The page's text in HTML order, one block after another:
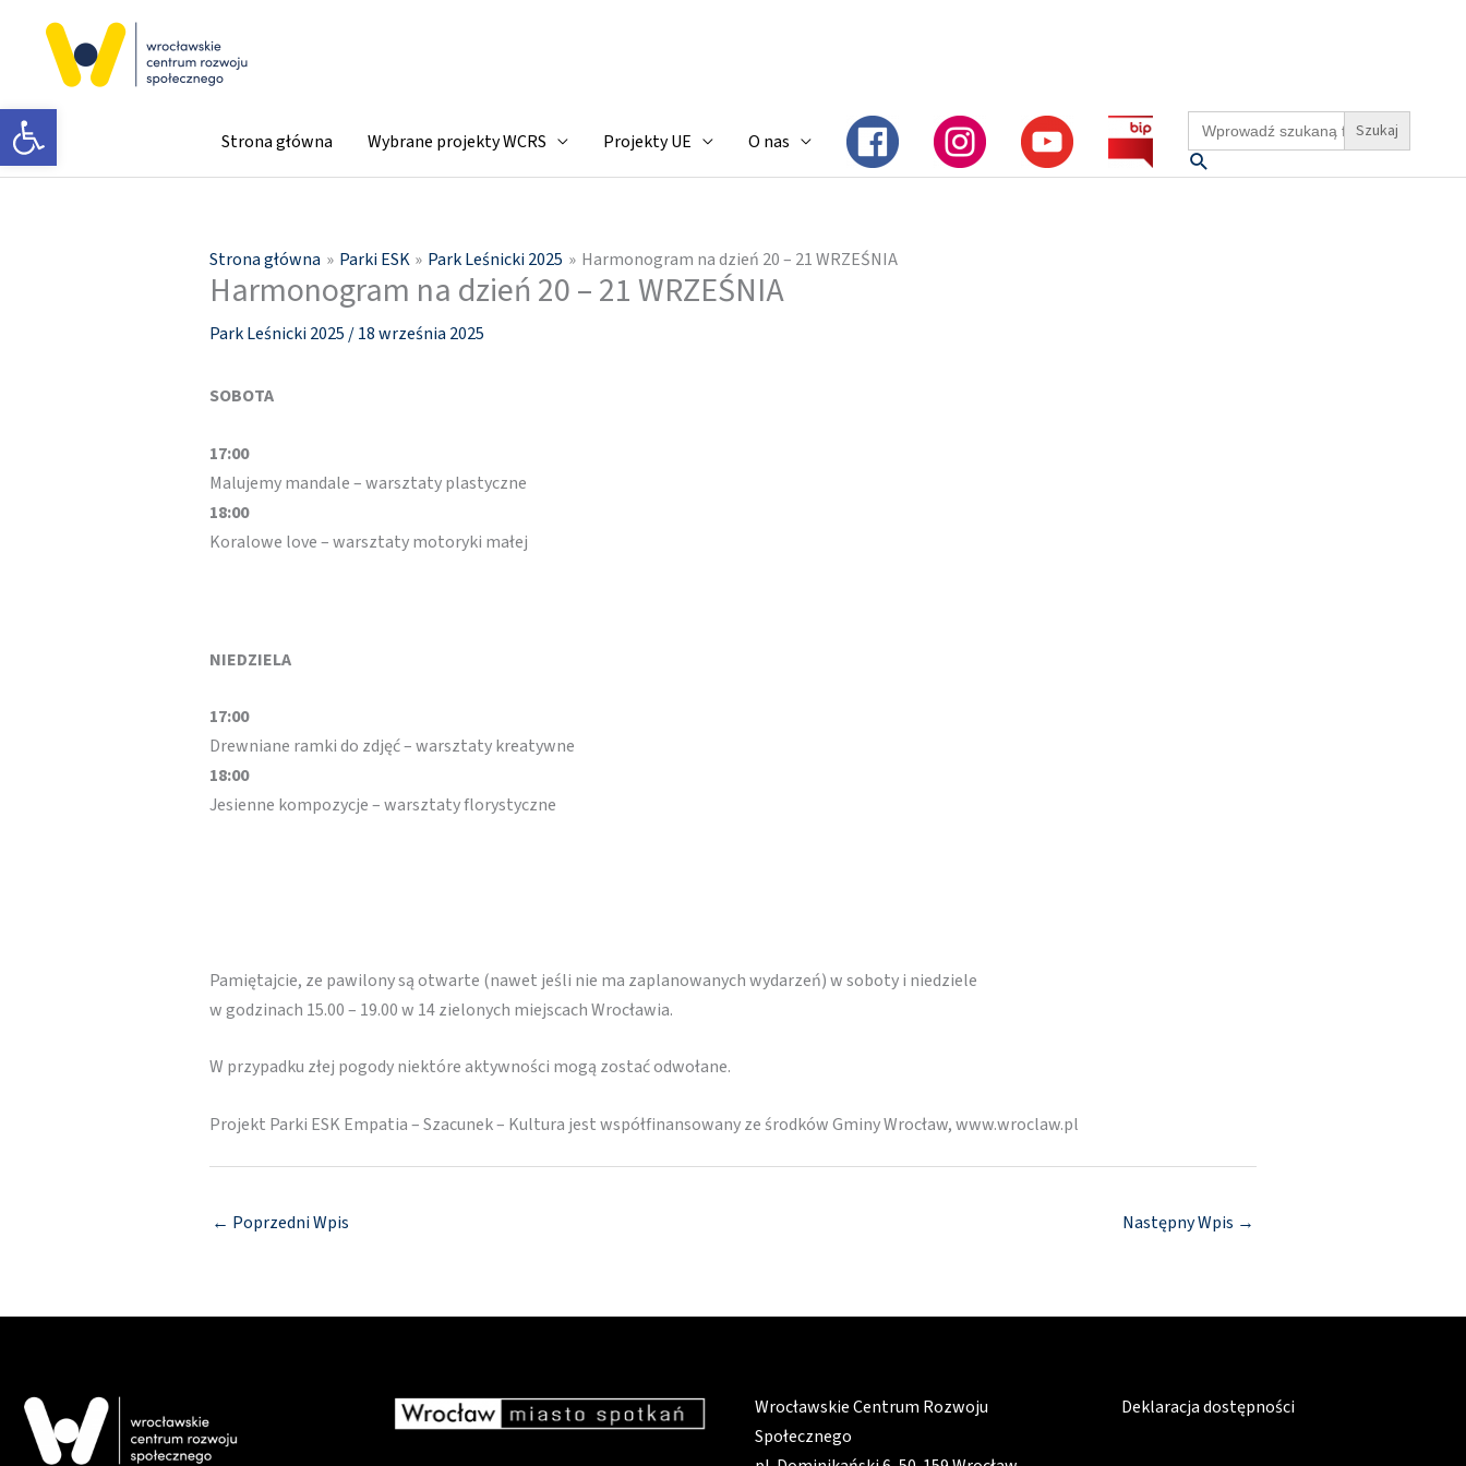
Otwórz pasek narzędzi Strona główna Wybrane projekty WCRS Projekty UE O nas
Search
for:
Szukaj
Strona główna Parki ESK Park Leśnicki 2025 Harmonogram na dzień 20 – 21 WRZEŚNIA
Harmonogram na dzień 20 – 21 WRZEŚNIA
Park Leśnicki 2025 /18 września 2025
SOBOTA
17:00
Malujemy mandale – warsztaty plastyczne
18:00
Koralowe love – warsztaty motoryki małej
NIEDZIELA
17:00
Drewniane ramki do zdjęć – warsztaty kreatywne
18:00
Jesienne kompozycje – warsztaty florystyczne
Pamiętajcie, ze pawilony są otwarte (nawet jeśli nie ma zaplanowanych wydarzeń) w soboty i niedziele
w godzinach 15.00 – 19.00 w 14 zielonych miejscach Wrocławia.
W przypadku złej pogody niektóre aktywności mogą zostać odwołane.
Projekt Parki ESK Empatia – Szacunek – Kultura jest współfinansowany ze środków Gminy Wrocław, www.wroclaw.pl
← Poprzedni Wpis Następny Wpis →
Wrocławskie Centrum Rozwoju
Społecznego
Deklaracja dostępności